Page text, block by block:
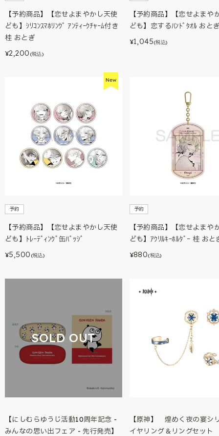
【予約商品】【恋せよまやかし天使
ども】ｼﾘｺﾝｽﾏﾎﾘﾝｸﾞ ｱﾝﾃｨｰｸﾁｬｰﾑ付き
桂 おとぎ
¥2,200 (税込)
【予約商品】【恋せよまや
ども】恋するﾊﾝﾄﾞﾀｵﾙ おと
¥1,045(税込)
予約
【予約商品】【恋せよまやかし天使
ども】ﾄﾚｰﾃﾞｨﾝｸﾞ缶ﾊﾞｯｼﾞ
¥5,500 (税込)
予約
【予約商品】【恋せよまや
ども】ｱｸﾘﾙｷｰﾎﾙﾀﾞｰ 桂 おと
¥880(税込)
SOLD OUT
【にしむらゆうじ活動10周年記念 -
みんなの思い出フェア - 先行発売】
【原神】 煌めく夜の宴
イヤリング＆リングセッ